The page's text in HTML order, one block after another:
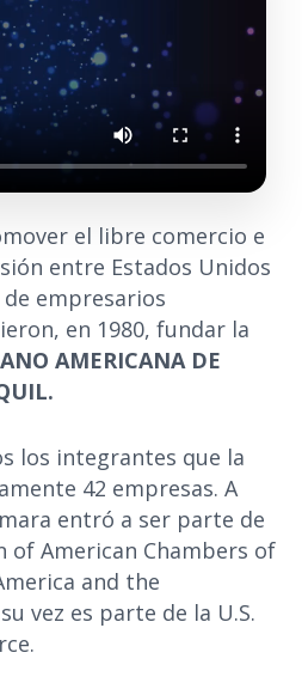
el libre comercio e
entre Estados Unidos
empresarios
en 1980, fundar la
AMERICANA DE
los integrantes que la
42 empresas. A
entró a ser parte de
of American Chambers of
and the
vez es parte de la U.S.